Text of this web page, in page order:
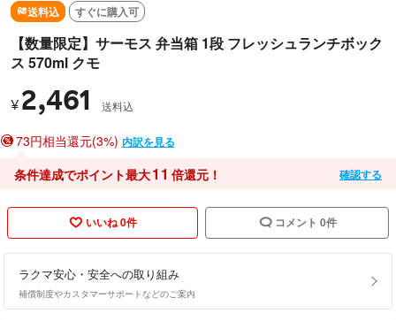
送料込 すぐに購入可
【数量限定】サーモス 弁当箱 1段 フレッシュランチボック
ス 570ml クモ
¥ 2,461 送料込
73円相当還元(3%) 内訳を見る
条件達成でポイント最大11 倍還元！ 確認する
いいね 0件 コメント 0件
ラクマ安心・安全への取り組み
補償制度やカスタマーサポートなどのご案内